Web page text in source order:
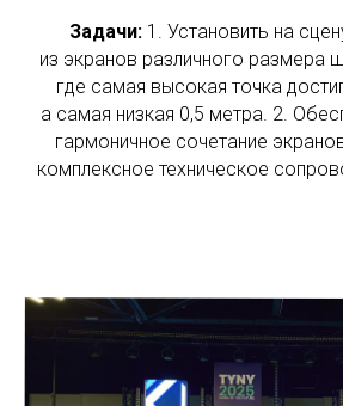
Задачи: 1. Установить на
из экранов различного размера
где самая высокая точка
а самая низкая 0,5 метра. 2.
гармоничное сочетание
комплексное техническое